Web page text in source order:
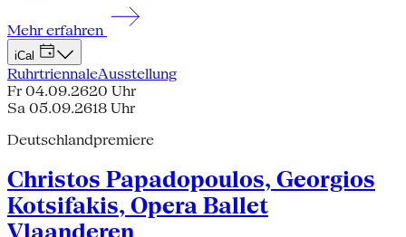
Mehr erfahren
iCal
RuhrtriennaleAusstellung
Fr 04.09.2620 Uhr
Sa 05.09.2618 Uhr
Deutschlandpremiere
Christos Papadopoulos, Georgios
Kotsifakis, Opera Ballet